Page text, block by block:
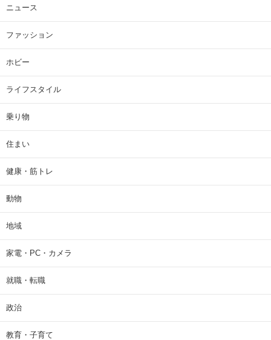
ニュース
ファッション
ホビー
ライフスタイル
乗り物
住まい
健康・筋トレ
動物
地域
家電・PC・カメラ
就職・転職
政治
教育・子育て